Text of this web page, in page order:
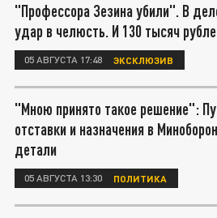
"Профессора Зезина убили". В
удар в челюсть. И 130 тысяч
05 АВГУСТА 17:48 ЭКСКЛЮЗИВ
"Мною принято такое решение":
отставки и назначения в
детали
05 АВГУСТА 13:30 ПОЛИТИКА